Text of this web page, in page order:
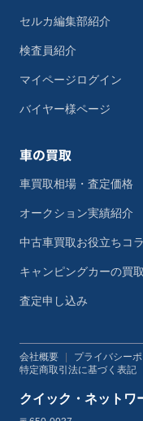
セルカ編集部紹介
検査員紹介
マイページログイン
バイヤー様ページ
車の買取
車買取相場・査定価格
オークション実績紹介
中古車買取お役立ちコ
キャンピングカーの買
査定申し込み
会社概要 プライバシー
特定商取引法に基づく表記
クイック・ネットワ